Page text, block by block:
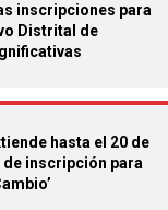
inscripciones para
Distrital de
hasta el 20 de
inscripción para